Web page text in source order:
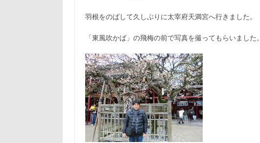
羽根をのばして久しぶりに太宰府天満宮へ行きました。
「東風吹かば」の飛梅の前で写真を撮ってもらいました。